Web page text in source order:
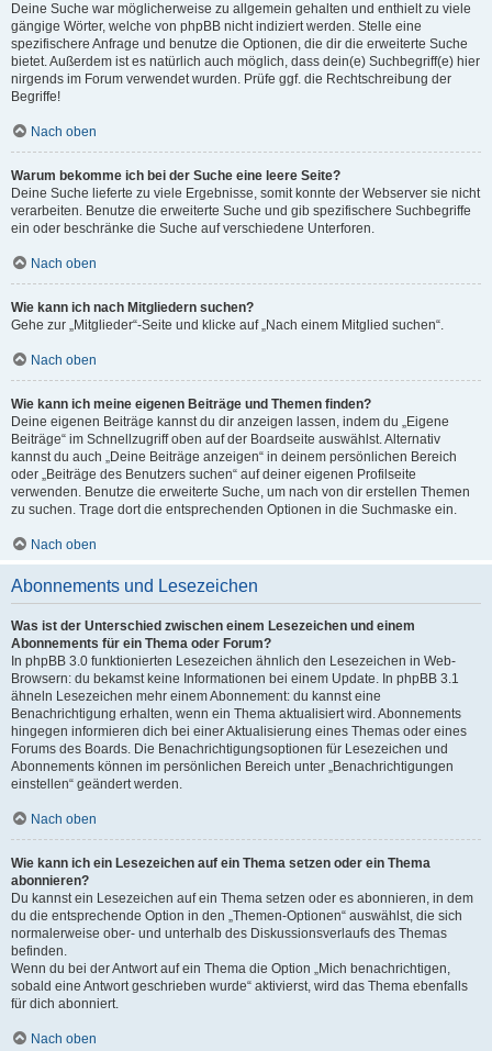
Deine Suche war möglicherweise zu allgemein gehalten und enthielt zu viele
gängige Wörter, welche von phpBB nicht indiziert werden. Stelle eine
spezifischere Anfrage und benutze die Optionen, die dir die erweiterte Suche
bietet. Außerdem ist es natürlich auch möglich, dass dein(e) Suchbegriff(e) hier
nirgends im Forum verwendet wurden. Prüfe ggf. die Rechtschreibung der
Begriffe!
Nach oben
Warum bekomme ich bei der Suche eine leere Seite?
Deine Suche lieferte zu viele Ergebnisse, somit konnte der Webserver sie nicht
verarbeiten. Benutze die erweiterte Suche und gib spezifischere Suchbegriffe
ein oder beschränke die Suche auf verschiedene Unterforen.
Nach oben
Wie kann ich nach Mitgliedern suchen?
Gehe zur „Mitglieder“-Seite und klicke auf „Nach einem Mitglied suchen“.
Nach oben
Wie kann ich meine eigenen Beiträge und Themen finden?
Deine eigenen Beiträge kannst du dir anzeigen lassen, indem du „Eigene
Beiträge“ im Schnellzugriff oben auf der Boardseite auswählst. Alternativ
kannst du auch „Deine Beiträge anzeigen“ in deinem persönlichen Bereich
oder „Beiträge des Benutzers suchen“ auf deiner eigenen Profilseite
verwenden. Benutze die erweiterte Suche, um nach von dir erstellen Themen
zu suchen. Trage dort die entsprechenden Optionen in die Suchmaske ein.
Nach oben
Abonnements und Lesezeichen
Was ist der Unterschied zwischen einem Lesezeichen und einem
Abonnements für ein Thema oder Forum?
In phpBB 3.0 funktionierten Lesezeichen ähnlich den Lesezeichen in Web-
Browsern: du bekamst keine Informationen bei einem Update. In phpBB 3.1
ähneln Lesezeichen mehr einem Abonnement: du kannst eine
Benachrichtigung erhalten, wenn ein Thema aktualisiert wird. Abonnements
hingegen informieren dich bei einer Aktualisierung eines Themas oder eines
Forums des Boards. Die Benachrichtigungsoptionen für Lesezeichen und
Abonnements können im persönlichen Bereich unter „Benachrichtigungen
einstellen“ geändert werden.
Nach oben
Wie kann ich ein Lesezeichen auf ein Thema setzen oder ein Thema
abonnieren?
Du kannst ein Lesezeichen auf ein Thema setzen oder es abonnieren, in dem
du die entsprechende Option in den „Themen-Optionen“ auswählst, die sich
normalerweise ober- und unterhalb des Diskussionsverlaufs des Themas
befinden.
Wenn du bei der Antwort auf ein Thema die Option „Mich benachrichtigen,
sobald eine Antwort geschrieben wurde“ aktivierst, wird das Thema ebenfalls
für dich abonniert.
Nach oben